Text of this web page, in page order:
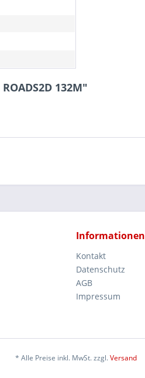
132M"
Informationen
Kontakt
Datenschutz
AGB
Impressum
* Alle Preise inkl. MwSt. zzgl.Versand